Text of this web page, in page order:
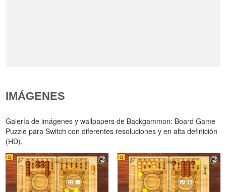
IMÁGENES
Galería de imágenes y wallpapers de Backgammon: Board Game
Puzzle para Switch con diferentes resoluciones y en alta definición
(HD).